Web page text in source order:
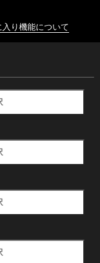
入り機能について